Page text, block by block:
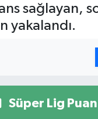
sağlayan,
yakalandı.
Süper Lig